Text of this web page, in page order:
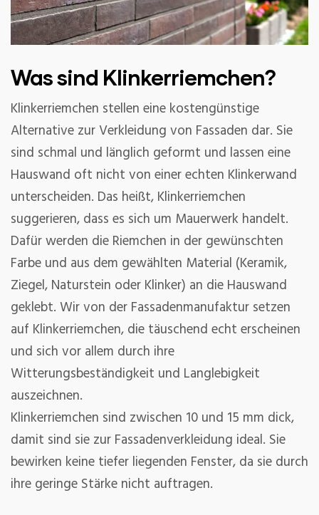
Was sind Klinkerriemchen?
Klinkerriemchen stellen eine kostengünstige
Alternative zur Verkleidung von Fassaden dar. Sie
sind schmal und länglich geformt und lassen eine
Hauswand oft nicht von einer echten Klinkerwand
unterscheiden. Das heißt, Klinkerriemchen
suggerieren, dass es sich um Mauerwerk handelt.
Dafür werden die Riemchen in der gewünschten
Farbe und aus dem gewählten Material (Keramik,
Ziegel, Naturstein oder Klinker) an die Hauswand
geklebt. Wir von der Fassadenmanufaktur setzen
auf Klinkerriemchen, die täuschend echt erscheinen
und sich vor allem durch ihre
Witterungsbeständigkeit und Langlebigkeit
auszeichnen.
Klinkerriemchen sind zwischen 10 und 15 mm dick,
damit sind sie zur Fassadenverkleidung ideal. Sie
bewirken keine tiefer liegenden Fenster, da sie durch
ihre geringe Stärke nicht auftragen.